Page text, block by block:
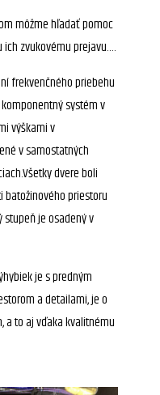
môžme hľadať pomoc
zvukovému prejavu….
frekvenčného priebehu
systém v
výškami v
v samostatných
dvere boli
priestoru
je osadený v
je s predným
a detailami, je o
a to aj vďaka kvalitnému